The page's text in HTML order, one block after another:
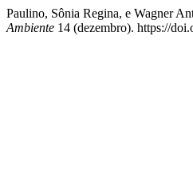
Paulino, Sônia Regina, e Wagner
Ambiente 14 (dezembro). https://